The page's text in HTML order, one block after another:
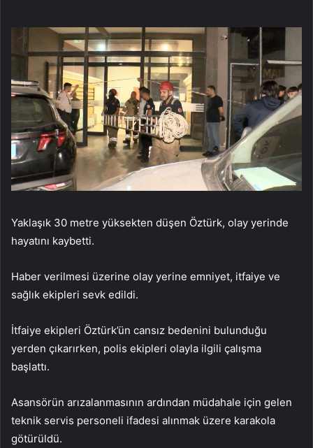
Yaklaşık 30 metre yüksekten düşen Öztürk, olay yerinde
hayatını kaybetti.
Haber verilmesi üzerine olay yerine emniyet, itfaiye ve
sağlık ekipleri sevk edildi.
İtfaiye ekipleri Öztürk’ün cansız bedenini bulunduğu
yerden çıkarırken, polis ekipleri olayla ilgili çalışma
başlattı.
Asansörün arızalanmasının ardından müdahale için gelen
teknik servis personeli ifadesi alınmak üzere karakola
götürüldü.